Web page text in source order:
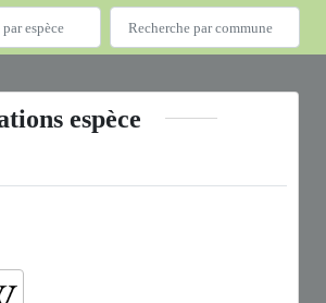
espèce